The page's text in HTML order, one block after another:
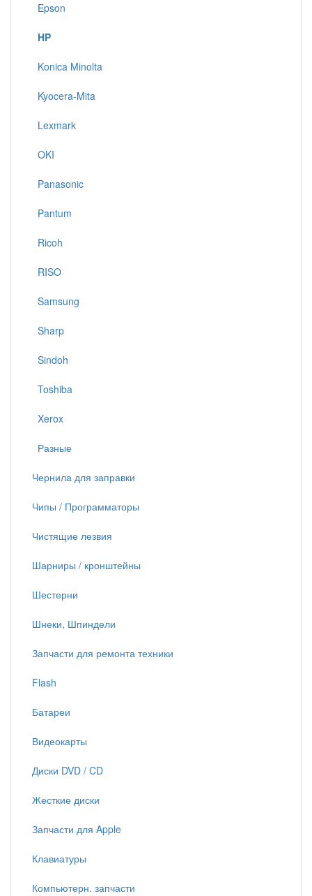
Epson
HP
Konica Minolta
Kyocera-Mita
Lexmark
OKI
Panasonic
Pantum
Ricoh
RISO
Samsung
Sharp
Sindoh
Toshiba
Xerox
Разные
Чернила для заправки
Чипы / Программаторы
Чистящие лезвия
Шарниры / кронштейны
Шестерни
Шнеки, Шпиндели
Запчасти для ремонта техники
Flash
Батареи
Видеокарты
Диски DVD / CD
Жесткие диски
Запчасти для Apple
Клавиатуры
Компьютерн. запчасти